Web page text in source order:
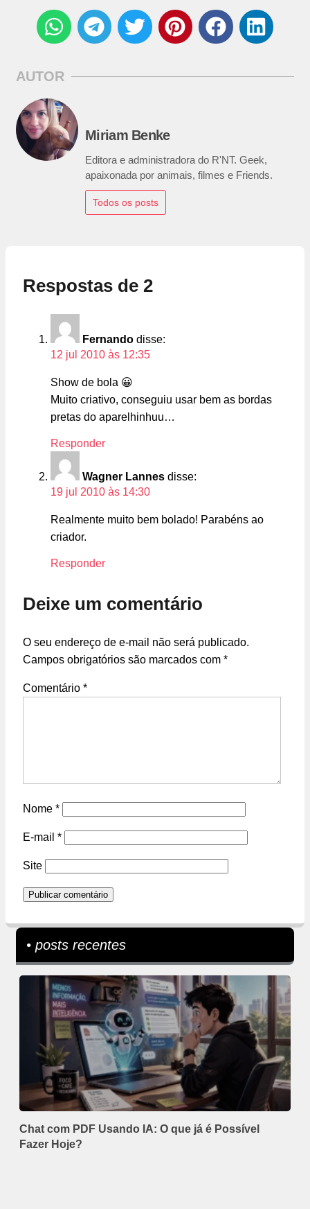
AUTOR
Miriam Benke
Editora e administradora do R'NT. Geek,
apaixonada por animais, filmes e Friends.
Todos os posts
Respostas de 2
Fernando disse:
12 jul 2010 às 12:35
Show de bola 😀
Muito criativo, conseguiu usar bem as bordas
pretas do aparelhinhuu…
Responder
Wagner Lannes disse:
19 jul 2010 às 14:30
Realmente muito bem bolado! Parabéns ao
criador.
Responder
Deixe um comentário
O seu endereço de e-mail não será publicado.
Campos obrigatórios são marcados com *
Comentário *
Nome *
E-mail *
Site
• posts recentes
Chat com PDF Usando IA: O que já é Possível
Fazer Hoje?